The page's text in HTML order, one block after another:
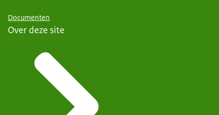
Documenten
Over deze site